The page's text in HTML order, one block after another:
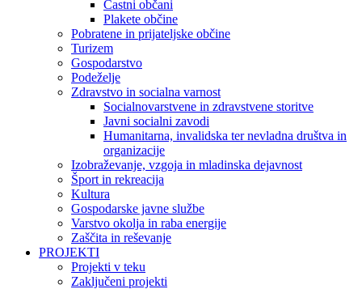
Častni občani
Plakete občine
Pobratene in prijateljske občine
Turizem
Gospodarstvo
Podeželje
Zdravstvo in socialna varnost
Socialnovarstvene in zdravstvene storitve
Javni socialni zavodi
Humanitarna, invalidska ter nevladna društva in
organizacije
Izobraževanje, vzgoja in mladinska dejavnost
Šport in rekreacija
Kultura
Gospodarske javne službe
Varstvo okolja in raba energije
Zaščita in reševanje
PROJEKTI
Projekti v teku
Zaključeni projekti